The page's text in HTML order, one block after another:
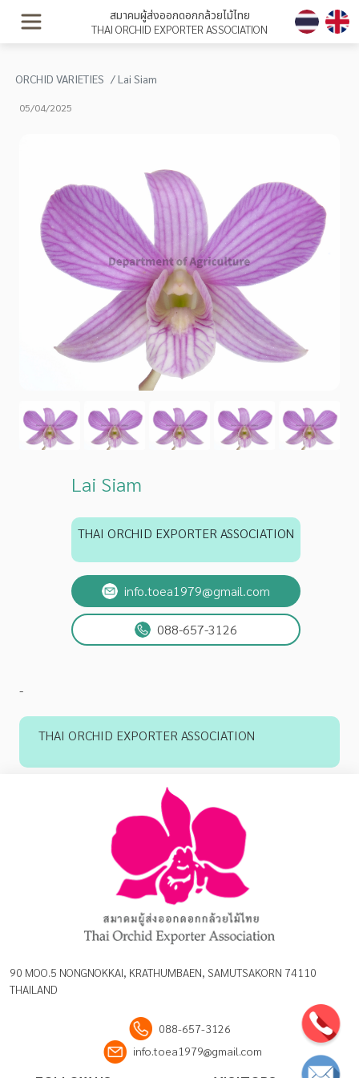
สมาคมผู้ส่งออกดอกกล้วยไม้ไทย
THAI ORCHID EXPORTER ASSOCIATION
ORCHID VARIETIES Lai Siam
05/04/2025
Lai Siam
THAI ORCHID EXPORTER ASSOCIATION
info.toea1979@gmail.com
088-657-3126
-
THAI ORCHID EXPORTER ASSOCIATION
90 MOO.5 NONGNOKKAI, KRATHUMBAEN, SAMUTSAKORN 74110
THAILAND
088-657-3126
info.toea1979@gmail.com